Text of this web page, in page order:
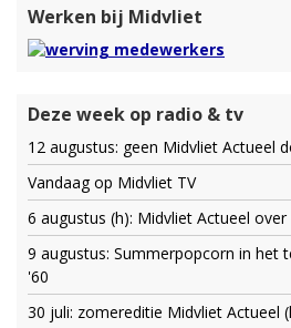
Werken bij Midvliet
Deze week op radio & tv
12 augustus: geen Midvliet Actueel
Vandaag op Midvliet TV
6 augustus (h): Midvliet Actueel
9 augustus: Summerpopcorn in het
'60
30 juli: zomereditie Midvliet Actueel